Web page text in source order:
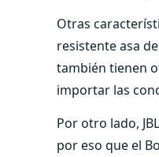
Otras
resistente asa
también tienen
importar las
Por otro lado,
por eso que el